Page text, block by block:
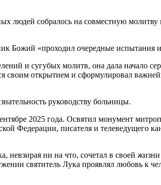
людей собралось на совместную
Божий «проходил очередные испытания и
и сугубых молитв, она дала начало
своим открытием и сформулировал
руководству больницы.
2025 года. Освятил монумент
Федерации, писателя и телеведущего
невзирая ни на что, сочетал в своей
святитель Лука проявлял любовь к